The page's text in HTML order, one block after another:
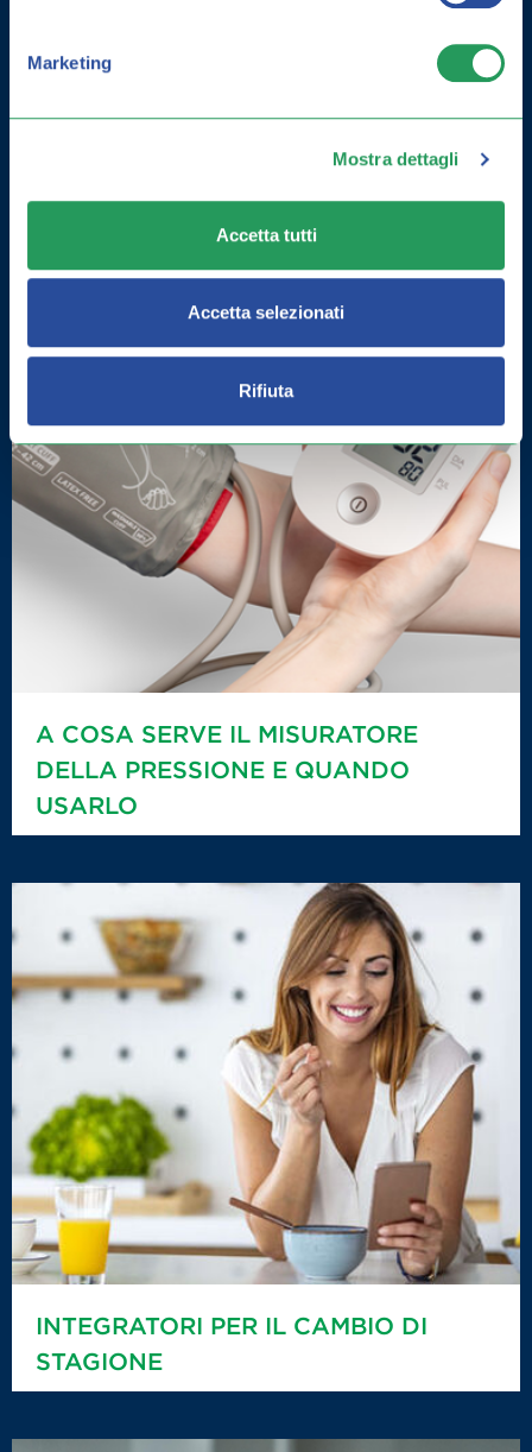
Marketing
Mostra dettagli
Accetta tutti
Accetta selezionati
Rifiuta
COME MIGLIORARE LA MEMORIA:
A COSA SERVE IL MISURATORE
DELLA PRESSIONE E QUANDO
USARLO
INTEGRATORI PER IL CAMBIO DI
STAGIONE